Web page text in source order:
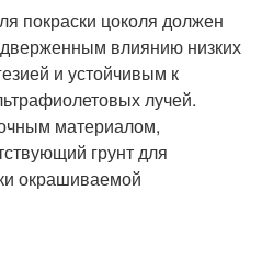
покраски цоколя должен
влиянию низких
и устойчивым к
лучей.
материалом,
грунт для
окрашиваемой